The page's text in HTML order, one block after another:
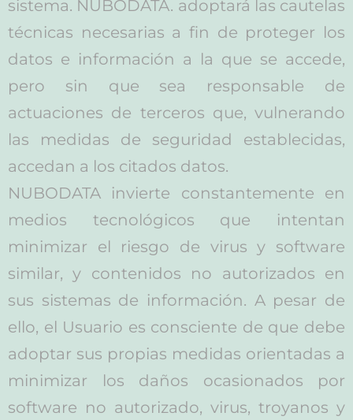
sistema. NUBODATA. adoptará las cautelas
técnicas necesarias a fin de proteger los
datos e información a la que se accede,
pero sin que sea responsable de
actuaciones de terceros que, vulnerando
las medidas de seguridad establecidas,
accedan a los citados datos.
NUBODATA invierte constantemente en
medios tecnológicos que intentan
minimizar el riesgo de virus y software
similar, y contenidos no autorizados en
sus sistemas de información. A pesar de
ello, el Usuario es consciente de que debe
adoptar sus propias medidas orientadas a
minimizar los daños ocasionados por
software no autorizado, virus, troyanos y